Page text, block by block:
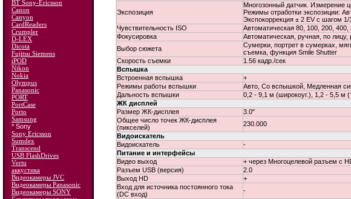
BT Sony-Ericsson
Canon
Canyon
CardReaders
Crumpler
D-LEX
Dicota
Fujitsu Siemens
iPOD
Nikon
Nokia
Olympus
Panasonic
PORT
PortCase
Porto
Samsung
* Sony
Sony Ericsson
Sumdex
Transcend
USB FlashDrives
Vertu
аккустика
Видеокамеры JVC
Видеокамеры Panasonic
Видеокамеры SONY
Экспозиция
Многозонный датчик. Измерение
Режимы отработки экспозиции:
Экспокоррекция ± 2 EV с шагом 1/
Чувствительность ISO
Автоматическая 80, 100, 200, 400,
Фокусировка
Автоматическая, ручная, по лицу,
Выбор сюжета
Сумерки, портрет в сумерках,
съемка, функция Smile Shutter
Скорость съемки
1.56 кадр./сек
Вспышка
Встроенная вспышка
+
Режимы работы вспышки
Авто, Со вспышкой, Медленная
Дальность вспышки
0,2 - 9,1 м (широкоуг.), 1,2 - 5,5 м
ЖК дисплей
Размер ЖК-дисплея
3.0"
Общее число точек ЖК-дисплея
(пикселей)
230.000
Видоискатель
Видоискатель
-
Питание и интерфейсы
Видео выход
+ через Многоцелевой разъем с
Разъем USB (версия)
2.0
Выход HD
+
Вход для источника постоянного тока
(DC вход)
-